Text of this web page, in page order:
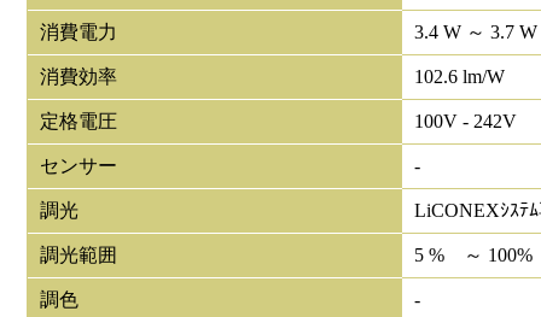
消費電力 3.4 W ～ 3.7 W
消費効率 102.6 lm/W
定格電圧 100V - 242V
センサー -
調光 LiCONEXｼｽﾃ
調光範囲 5 % ～ 100%
調色 -